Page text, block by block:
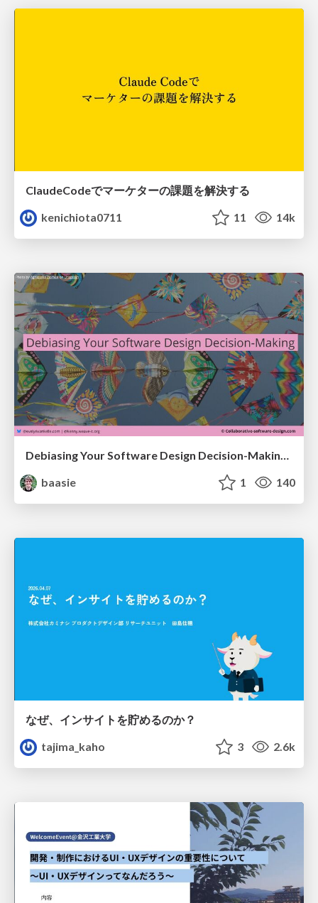
ClaudeCodeでマーケターの課題を解決する
kenichiota0711
11 14k
baasie
1 140
なぜ、インサイトを貯めるのか？
tajima_kaho
3 2.6k